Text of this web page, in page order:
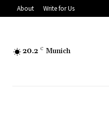
About Write for Us
20.2 C Munich